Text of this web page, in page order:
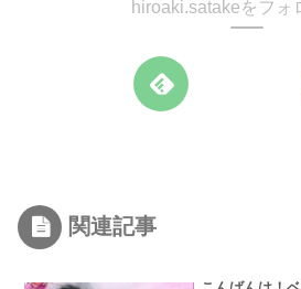
hiroaki.satakeをフォ
関連記事